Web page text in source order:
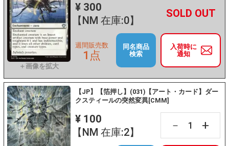
¥ 300
【NM 在庫:0】
－ +
入荷時に
通知
週間販売数
1点
同名商品
検索
【JP】【箔押し】(031)【アート・カード】ダー
クスティールの突然変異[CMM]
¥ 100
【NM 在庫:2】
－ +